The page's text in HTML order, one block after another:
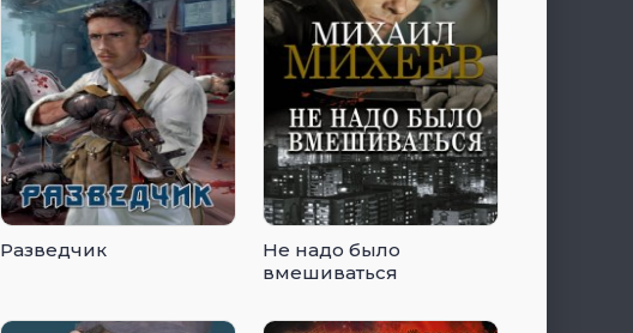
Разведчик
Не надо было
вмешиваться